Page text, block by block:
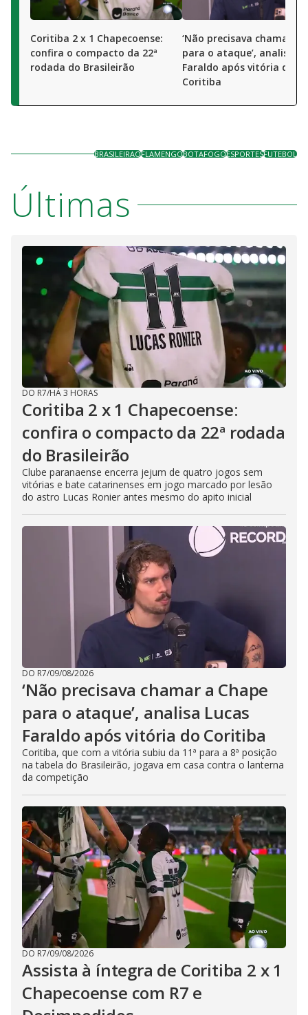
Coritiba 2 x 1 Chapecoense:
confira o compacto da 22ª
rodada do Brasileirão
‘Não precisava chamar a
para o ataque’, analisa
Faraldo após vitória do
Coritiba
BRASILEIRAOFLAMENGOBOTAFOGOESPORTESFUTEBOL
Últimas
DO R7/HÁ 3 HORAS
Coritiba 2 x 1 Chapecoense:
confira o compacto da 22ª rodada
do Brasileirão
Clube paranaense encerra jejum de quatro jogos sem
vitórias e bate catarinenses em jogo marcado por lesão
do astro Lucas Ronier antes mesmo do apito inicial
DO R7/09/08/2026
‘Não precisava chamar a Chape
para o ataque’, analisa Lucas
Faraldo após vitória do Coritiba
Coritiba, que com a vitória subiu da 11ª para a 8ª posição
na tabela do Brasileirão, jogava em casa contra o lanterna
da competição
DO R7/09/08/2026
Assista à íntegra de Coritiba 2 x 1
Chapecoense com R7 e